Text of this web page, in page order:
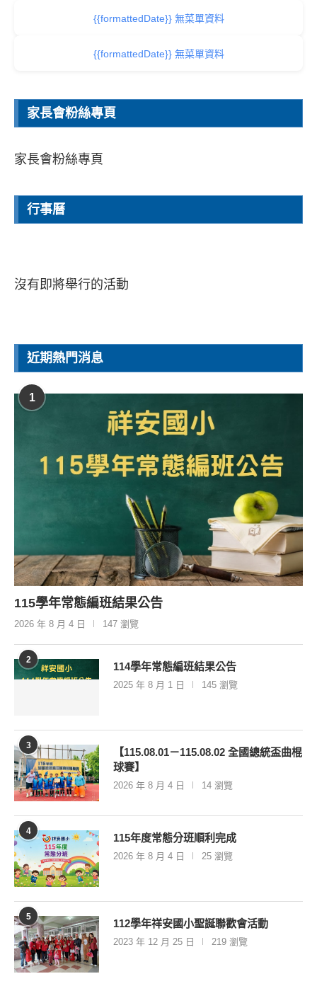
{{formattedDate}} 無菜單資料
{{formattedDate}} 無菜單資料
家長會粉絲專頁
家長會粉絲專頁
行事曆
沒有即將舉行的活動
近期熱門消息
1
115學年常態編班結果公告
2026 年 8 月 4 日 147 瀏覽
2
114學年常態編班結果公告
2025 年 8 月 1 日 145 瀏覽
3
【115.08.01－115.08.02 全國總統盃曲棍
球賽】
2026 年 8 月 4 日 14 瀏覽
4
115年度常態分班順利完成
2026 年 8 月 4 日 25 瀏覽
5
112學年祥安國小聖誕聯歡會活動
2023 年 12 月 25 日 219 瀏覽